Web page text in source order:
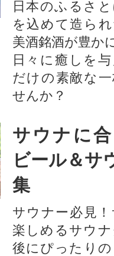
日本のふるさ
を込めて造ら
美酒銘酒が豊か
日々に癒しを
だけの素敵な
せんか？
サウナに
ビール＆サ
集
サウナー必見
楽しめるサウ
後にぴったり